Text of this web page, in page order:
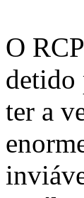
O
detido
ter a